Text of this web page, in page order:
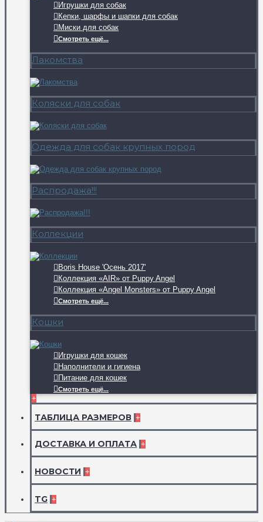
Игрушки для собак
Кепки, шарфы и шапки для собак
Миски для собак
Смотреть ещё...
Лакомства
Коляски для собак
Одежда для собак крупных пород
Распродажа!!!
Коллекции
Boris House 'Осень 2017'
Коллекция «AIR» от Puppy Angel
Коллекция «Angel Monsters» от Puppy Angel
Смотреть ещё...
Кошки
Игрушки для кошек
Наполнители и гигиена
Питание для кошек
Смотреть ещё...
+
ТАБЛИЦА РАЗМЕРОВ +
ДОСТАВКА И ОПЛАТА +
НОВОСТИ +
TG +